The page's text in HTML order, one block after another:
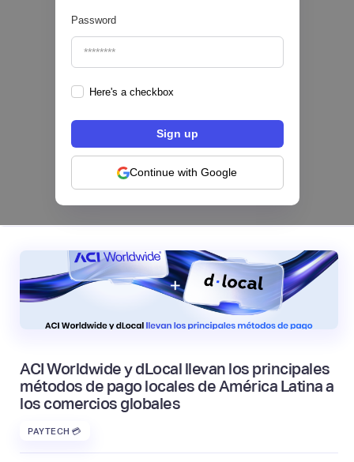
Password
Here's a checkbox
Continue with Google
Los bancos se están dividiendo en dos
categorías frente a la IA | Mambu
ACI Worldwide y dLocal llevan los principales
métodos de pago locales de América Latina a
los comercios globales
PAYTECH 💳